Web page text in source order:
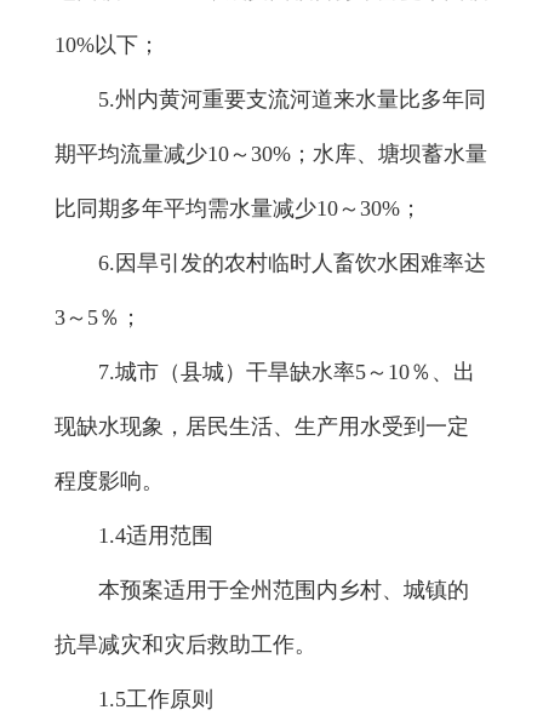
10%以下；
5.州内黄河重要支流河道来水量比多年同
期平均流量减少10～30%；水库、塘坝蓄水量
比同期多年平均需水量减少10～30%；
6.因旱引发的农村临时人畜饮水困难率达
3～5％；
7.城市（县城）干旱缺水率5～10％、出
现缺水现象，居民生活、生产用水受到一定
程度影响。
1.4适用范围
本预案适用于全州范围内乡村、城镇的
抗旱减灾和灾后救助工作。
1.5工作原则